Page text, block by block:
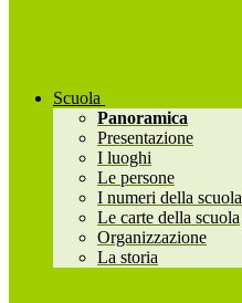
Scuola
Panoramica
Presentazione
I luoghi
Le persone
I numeri della scuola
Le carte della scuola
Organizzazione
La storia